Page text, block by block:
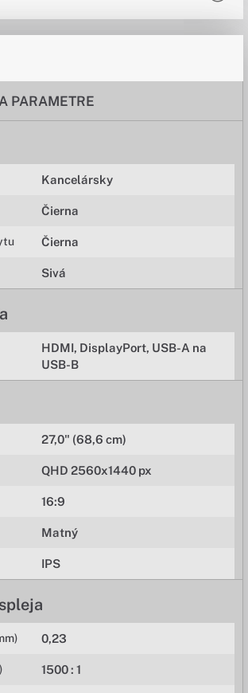
PARAMETRE
Kancelársky
Čierna
Čierna
Sivá
HDMI, DisplayPort, USB-A na
USB-B
27,0" (68,6 cm)
QHD 2560x1440 px
16:9
Matný
IPS
0,23
1500 : 1